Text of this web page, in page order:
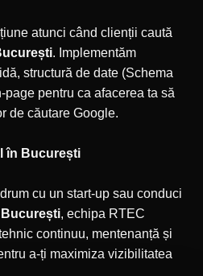
atunci când clienții caută
. Implementăm
structură de date (Schema
page pentru ca afacerea ta să
de căutare Google.
în București
cu un start-up sau conduci
București, echipa RTEC
continuu, mentenanță și
a-ți maximiza vizibilitatea